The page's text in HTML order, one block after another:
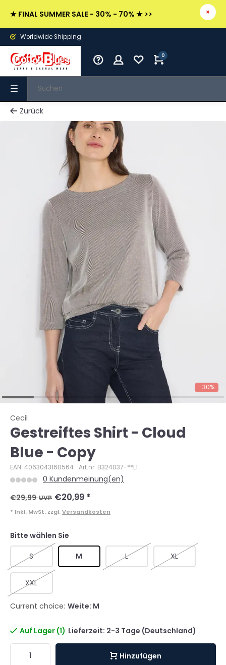
★ FINAL SUMMER SALE - 30% - 70% ★ >>
Worldwide Shipping
0
Zurück
-30%
Cecil
Gestreiftes Shirt - Cloud
Blue - Copy
EAN: 4063043160564 Art.nr: B324037-**L1
0 Kundenmeinung(en)
€29,99UVP €20,99 *
* Inkl. MwSt. zzgl. Versandkosten
Bitte wählen Sie
S M L XL
XXL
Current choice: Weite: M
Auf Lager (1) Lieferzeit: 2-3 Tage (Deutschland)
Hinzufügen